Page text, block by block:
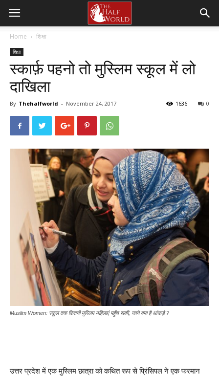
Home शिक्षा
शिक्षा
स्कार्फ़ पहनो तो मुस्लिम स्कूल में लो
दाखिला
By Thehalfworld - November 24, 2017 0
1636
Muslim Women: स्कूल तक कितनी मुस्लिम महिलाएं पहुँच सकी, जाने क्या है आंकड़े ?
उत्तर प्रदेश में एक मुस्लिम छात्रा को कथित रूप से प्रिंसिपल ने एक फरमान